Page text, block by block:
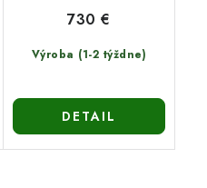
Výroba (1-2 týždne)
730 €
DETAIL